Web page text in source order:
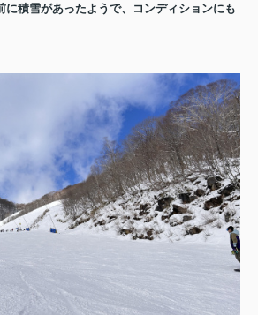
に積雪があったようで、コンディションにも